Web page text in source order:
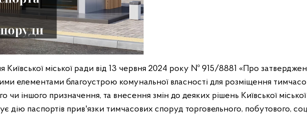
Київської міської ради від 13 червня 2024 року № 915/8881 «Про
елементами благоустрою комунальної власності для розміщення
чи іншого призначення, та внесення змін до деяких рішень Київської
дію паспортів прив'язки тимчасових споруд торговельного, побутового,